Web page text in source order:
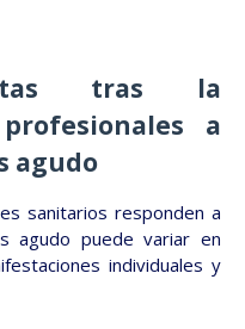
tras la
a
agudo
sanitarios responden a
agudo puede variar en
individuales y